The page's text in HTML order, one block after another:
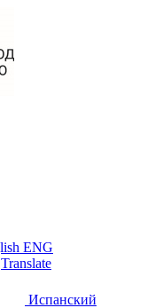
ENG
Translate
Испанский